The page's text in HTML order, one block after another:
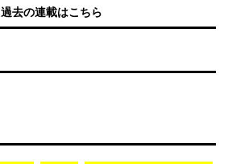
過去の連載はこちら